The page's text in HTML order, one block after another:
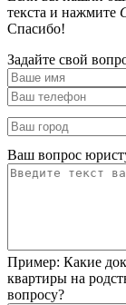
текста и нажмите
Спасибо!
Задайте свой
Ваш вопрос
Пример: Какие
квартиры на
вопросу?